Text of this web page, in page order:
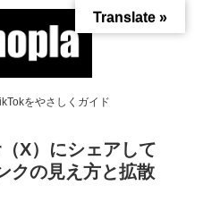
をやさしくガイド
X）にシェアして
クの見え方と拡散
Translate »